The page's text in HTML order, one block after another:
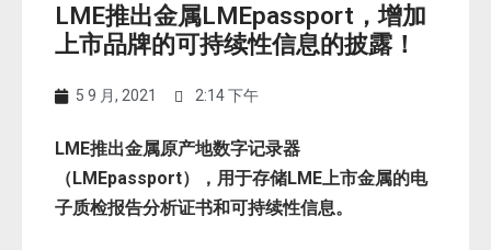
LME推出金属LMEpassport，增加
上市品牌的可持续性信息的披露！
5 9 月, 2021 2:14 下午
LME推出金属原产地数字记录器
（LMEpassport），用于存储LME上市金属的电
子质检报告分析证书和可持续性信息。